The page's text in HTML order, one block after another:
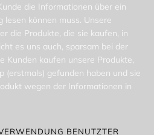
die Informationen über ein
lesen können muss. Unsere
die Produkte, die sie kaufen, in
es uns auch, sparsam bei der
Kunden kaufen unsere Produkte,
(erstmals) gefunden haben und sie
wegen der Informationen in
BENUTZTER